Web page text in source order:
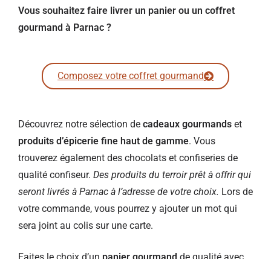
Vous souhaitez faire livrer un panier ou un coffret
gourmand à Parnac ?
Composez votre coffret gourmand
Découvrez notre sélection de cadeaux gourmands et
produits d’épicerie fine haut de gamme. Vous
trouverez également des chocolats et confiseries de
qualité confiseur. Des produits du terroir prêt à offrir qui
seront livrés à Parnac à l’adresse de votre choix. Lors de
votre commande, vous pourrez y ajouter un mot qui
sera joint au colis sur une carte.